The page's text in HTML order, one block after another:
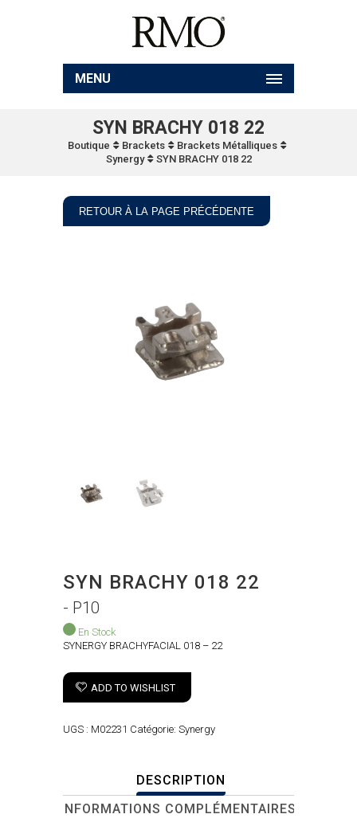
MENU
SYN BRACHY 018 22
Boutique Brackets
Brackets Métalliques
Synergy
SYN BRACHY 018 22
RETOUR À LA PAGE PRÉCÉDENTE
SYN BRACHY 018 22
- P10
En Stock
SYNERGY BRACHYFACIAL 018 – 22
ADD TO WISHLIST
UGS : M02231 Catégorie: Synergy
DESCRIPTION
INFORMATIONS COMPLÉMENTAIRES